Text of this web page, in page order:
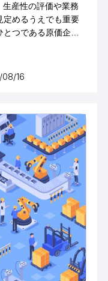
産性の評価や業務
定めるうえでも重要
つである原価企画
る時
16